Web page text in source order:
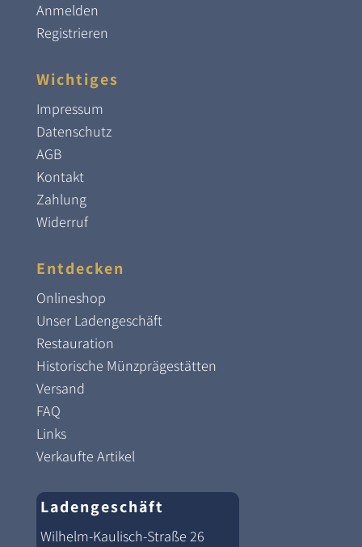
Anmelden
Registrieren
Wichtiges
Impressum
Datenschutz
AGB
Kontakt
Zahlung
Widerruf
Entdecken
Onlineshop
Unser Ladengeschäft
Restauration
Historische Münzprägestätten
Versand
FAQ
Links
Verkaufte Artikel
Ladengeschäft
Wilhelm-Kaulisch-Straße 26